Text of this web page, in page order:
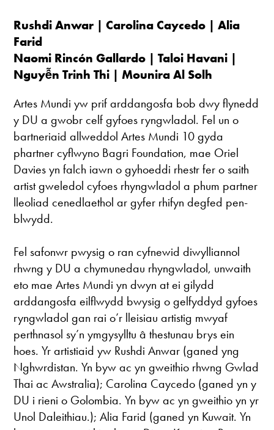
Rushdi Anwar | Carolina Caycedo | Alia
Farid
Naomi Rincón Gallardo | Taloi Havani |
Nguyễn Trinh Thi | Mounira Al Solh
Artes Mundi yw prif arddangosfa bob dwy flynedd
y DU a gwobr celf gyfoes ryngwladol. Fel un o
bartneriaid allweddol Artes Mundi 10 gyda
phartner cyflwyno Bagri Foundation, mae Oriel
Davies yn falch iawn o gyhoeddi rhestr fer o saith
artist gweledol cyfoes rhyngwladol a phum partner
lleoliad cenedlaethol ar gyfer rhifyn degfed pen-
blwydd.
Fel safonwr pwysig o ran cyfnewid diwylliannol
rhwng y DU a chymunedau rhyngwladol, unwaith
eto mae Artes Mundi yn dwyn at ei gilydd
arddangosfa eilflwydd bwysig o gelfyddyd gyfoes
ryngwladol gan rai o’r lleisiau artistig mwyaf
perthnasol sy’n ymgysylltu â thestunau brys ein
hoes. Yr artistiaid yw Rushdi Anwar (ganed yng
Nghwrdistan. Yn byw ac yn gweithio rhwng Gwlad
Thai ac Awstralia); Carolina Caycedo (ganed yn y
DU i rieni o Golombia. Yn byw ac yn gweithio yn yr
Unol Daleithiau.); Alia Farid (ganed yn Kuwait. Yn